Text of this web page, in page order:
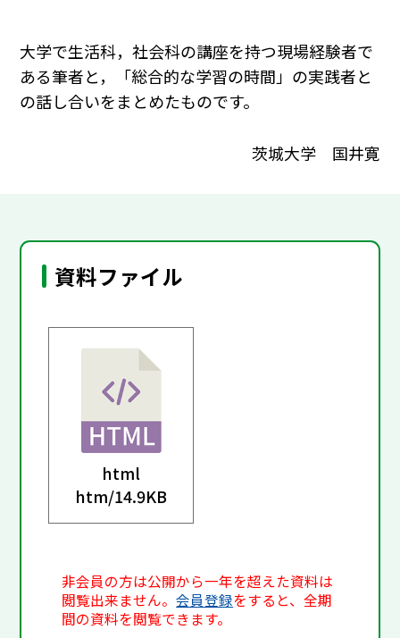
大学で生活科，社会科の講座を持つ現場経験者で
ある筆者と，「総合的な学習の時間」の実践者と
の話し合いをまとめたものです。
茨城大学 国井寛
資料ファイル
html
htm/14.9KB
非会員の方は公開から一年を超えた資料は
閲覧出来ません。会員登録をすると、全期
間の資料を閲覧できます。